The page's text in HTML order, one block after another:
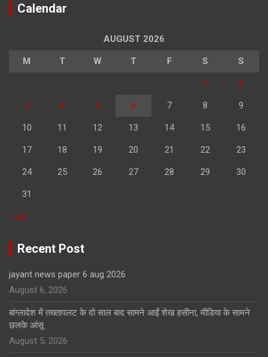
Calendar
AUGUST 2026
M T W T F S S
1 2
3 4 5 6 7 8 9
10 11 12 13 14 15 16
17 18 19 20 21 22 23
24 25 26 27 28 29 30
31
« Jul
Recent Post
jayant news paper 6 aug 2026
August 6, 2026
बांग्लादेश में तख्तापलट के दो साल बाद सामने आईं शेख हसीना, मीडिया के सामने
छलके आंसू
August 5, 2026